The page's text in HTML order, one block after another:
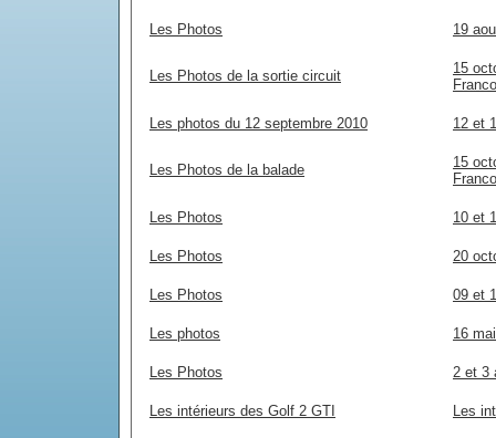
Les Photos 19
Les Photos de la sortie circuit
15
Les photos du 12 septembre 2010 12 et
Les Photos de la balade
15
Les Photos 10 et
Les Photos 20
Les Photos 09 et
Les photos 16
Les Photos 2 et 3
Les intérieurs des Golf 2 GTI Les